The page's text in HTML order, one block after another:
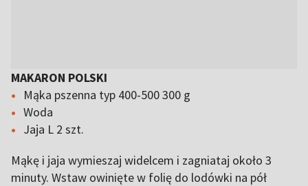
MAKARON POLSKI
Mąka pszenna typ 400-500 300 g
Woda
Jaja L 2 szt.
Mąkę i jaja wymieszaj widelcem i zagniataj około 3
minuty. Wstaw owinięte w folię do lodówki na pół